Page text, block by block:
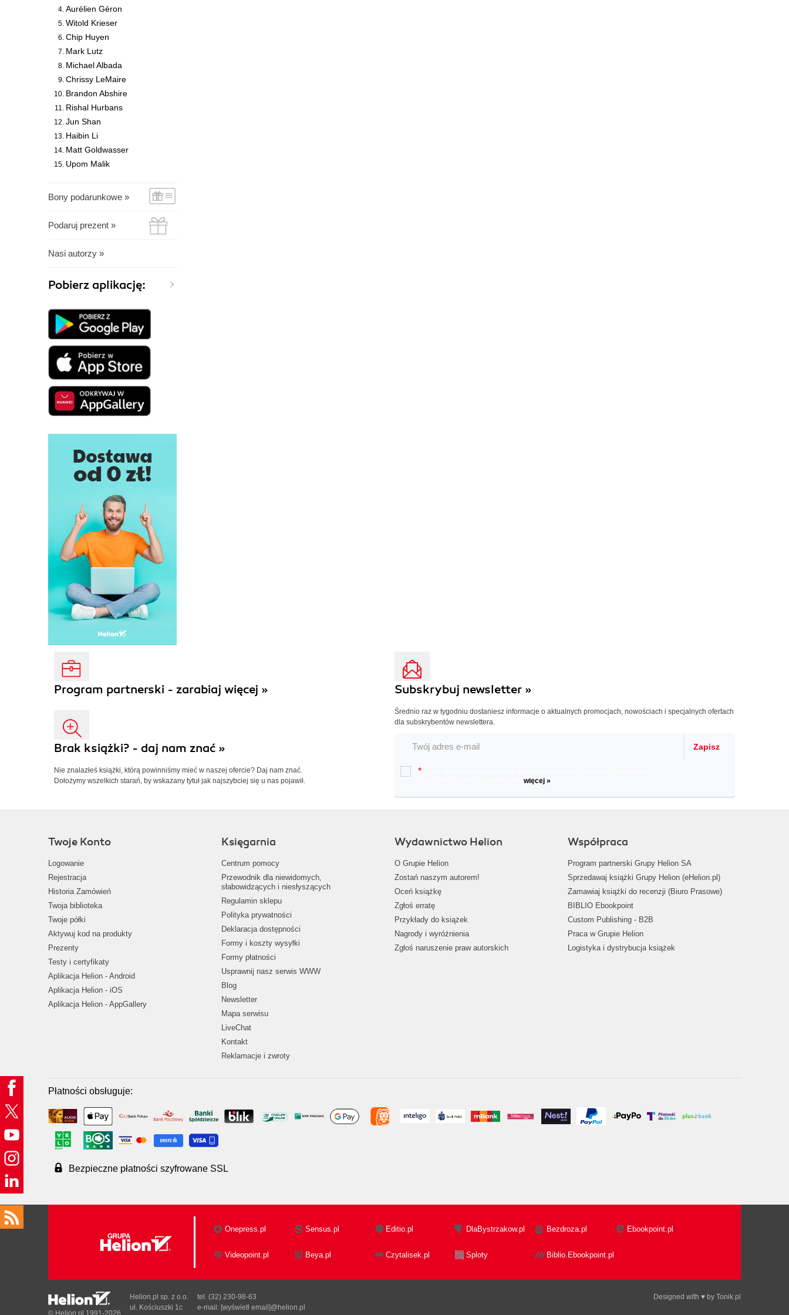
Aurélien Géron
Witold Krieser
Chip Huyen
Mark Lutz
Michael Albada
Chrissy LeMaire
Brandon Abshire
Rishal Hurbans
Jun Shan
Haibin Li
Matt Goldwasser
Upom Malik
Bony podarunkowe »
Podaruj prezent »
Nasi autorzy »
Pobierz aplikację:
Program partnerski - zarabiaj więcej »
Brak książki? - daj nam znać »
Nie znalazłeś książki, którą powinniśmy mieć w naszej ofercie? Daj nam znać.
Dołożymy wszelkich starań, by wskazany tytuł jak najszybciej się u nas pojawił.
Subskrybuj newsletter »
Średnio raz w tygodniu dostaniesz informacje o aktualnych promocjach, nowościach i specjalnych ofertach
dla subskrybentów newslettera.
Zapisz
*
więcej »
Twoje Konto
Logowanie
Rejestracja
Historia Zamówień
Twoja biblioteka
Twoje półki
Aktywuj kod na produkty
Prezenty
Testy i certyfikaty
Aplikacja Helion - Android
Aplikacja Helion - iOS
Aplikacja Helion - AppGallery
Księgarnia
Centrum pomocy
Przewodnik dla niewidomych,
słabowidzących i niesłyszących
Regulamin sklepu
Polityka prywatności
Deklaracja dostępności
Formy i koszty wysyłki
Formy płatności
Usprawnij nasz serwis WWW
Blog
Newsletter
Mapa serwisu
LiveChat
Kontakt
Reklamacje i zwroty
Wydawnictwo Helion
O Grupie Helion
Zostań naszym autorem!
Oceń książkę
Zgłoś erratę
Przykłady do książek
Nagrody i wyróżnienia
Zgłoś naruszenie praw autorskich
Współpraca
Program partnerski Grupy Helion SA
Sprzedawaj książki Grupy Helion (eHelion.pl)
Zamawiaj książki do recenzji (Biuro Prasowe)
BIBLIO Ebookpoint
Custom Publishing - B2B
Praca w Grupie Helion
Logistyka i dystrybucja książek
Płatności obsługuje:
Bezpieczne płatności szyfrowane SSL
Onepress.pl Sensus.pl Editio.pl DlaBystrzakow.pl Bezdroza.pl Ebookpoint.pl
Videopoint.pl Beya.pl Czytalisek.pl Sploty Biblio.Ebookpoint.pl
Designed with ♥ by Tonik.pl
© Helion.pl 1991-2026
Helion.pl sp. z o.o.
ul. Kościuszki 1c
tel. (32) 230-98-63
e-mail: [wyświetl email]@helion.pl